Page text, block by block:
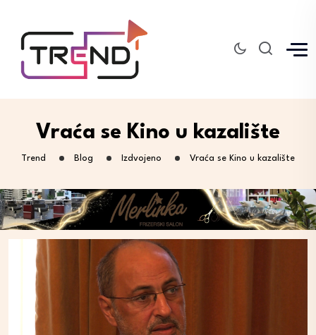
Vraća se Kino u kazalište
Trend Blog Izdvojeno Vraća se Kino u kazalište